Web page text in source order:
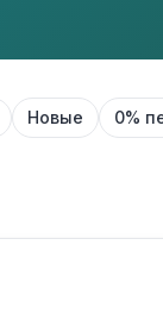
Новые 0%